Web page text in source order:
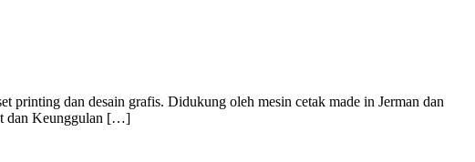
printing dan desain grafis. Didukung oleh mesin cetak made in Jerman dan
dan Keunggulan […]